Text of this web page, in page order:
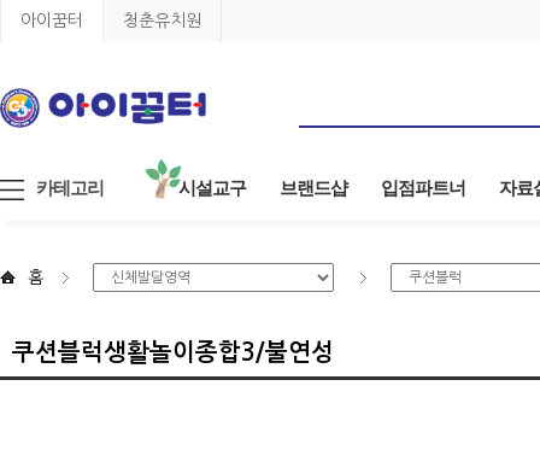
아이꿈터 청춘유치원
카테고리 시설교구 브랜드샵 입점파트너 자료
홈
쿠션블럭생활놀이종합3/불연성